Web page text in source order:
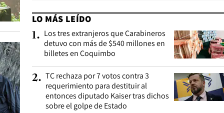
LO MÁS LEÍDO
1. Los tres extranjeros que Carabineros
detuvo con más de $540 millones en
billetes en Coquimbo
2. TC rechaza por 7 votos contra 3
requerimiento para destituir al
entonces diputado Kaiser tras dichos
sobre el golpe de Estado